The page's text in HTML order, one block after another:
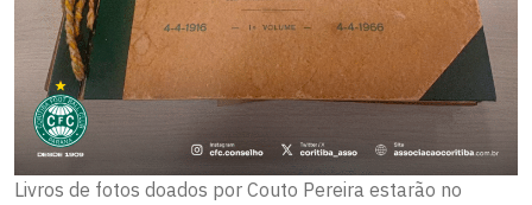
Livros de fotos doados por Couto Pereira estarão no